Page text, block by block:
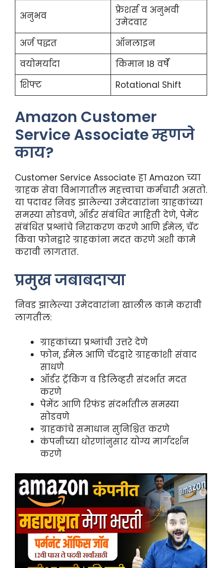
अनुभव
फ्रेशर्स व अनुभवी
उमेदवार
अर्ज पद्धत
ऑनलाइन
वयोमर्यादा
किमान 18 वर्षे
शिफ्ट
Rotational Shift
Amazon Customer
Service Associate म्हणजे
काय?
Customer Service Associate हा Amazon च्या
ग्राहक सेवा विभागातील महत्त्वाचा कर्मचारी असतो.
या पदावर निवड झालेल्या उमेदवारांना ग्राहकांच्या
समस्या सोडवणे, ऑर्डर संबंधित माहिती देणे, पेमेंट
संबंधित प्रश्नांचे निराकरण करणे आणि ईमेल, चॅट
किंवा फोनद्वारे ग्राहकांना मदत करणे अशी कामे
करावी लागतात.
प्रमुख जबाबदाऱ्या
निवड झालेल्या उमेदवारांना खालील कामे करावी
लागतील:
ग्राहकांच्या प्रश्नांची उत्तरे देणे
फोन, ईमेल आणि चॅटद्वारे ग्राहकांशी संवाद
साधणे
ऑर्डर ट्रॅकिंग व डिलिव्हरी संदर्भात मदत
करणे
पेमेंट आणि रिफंड संदर्भातील समस्या
सोडवणे
ग्राहकांचे समाधान सुनिश्चित करणे
कंपनीच्या धोरणांनुसार योग्य मार्गदर्शन
करणे